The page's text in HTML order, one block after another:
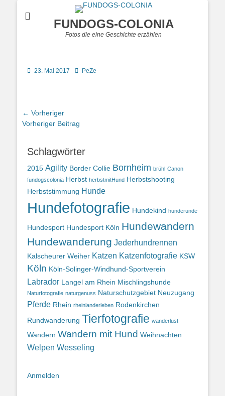
FUNDOGS-COLONIA
Fotos die eine Geschichte erzählen
Posted
23. Mai 2017 AutorPeZe
Beitragsnavigation
← Vorheriger
Vorheriger
Vorheriger Beitrag
Schlagwörter
2015 Agility Border Collie Bornheim brühl Canon
fundogscolonia Herbst herbstmitHund Herbstshooting
Herbststimmung Hunde
Hundefotografie Hundekind hunderunde
Hundesport Hundesport Köln Hundewandern
Hundewanderung Jederhundrennen
Kalscheurer Weiher Katzen Katzenfotografie KSW
Köln Köln-Solinger-Windhund-Sportverein
Labrador Langel am Rhein Mischlingshunde
Naturfotografie naturgenuss Naturschutzgebiet Neuzugang
Pferde Rhein rheinlanderleben Rodenkirchen
Rundwanderung Tierfotografie wanderlust
Wandern Wandern mit Hund Weihnachten
Welpen Wesseling
Anmelden